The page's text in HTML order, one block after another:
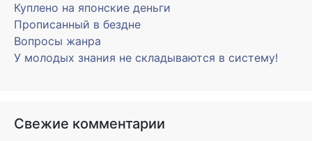
Куплено на японские деньги
Прописанный в бездне
Вопросы жанра
У молодых знания не складываются в систему!
Свежие комментарии